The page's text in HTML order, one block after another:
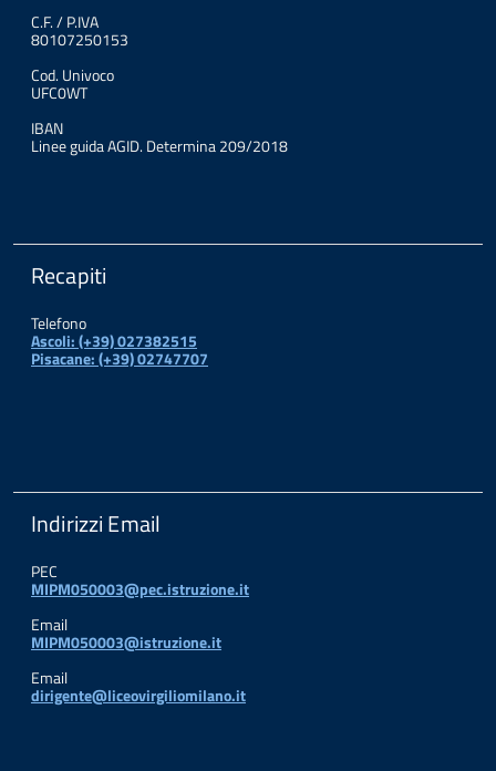
C.F. / P.IVA
80107250153
Cod. Univoco
UFC0WT
IBAN
Linee guida AGID. Determina 209/2018
Recapiti
Telefono
Ascoli: (+39) 027382515
Pisacane: (+39) 02747707
Indirizzi Email
PEC
MIPM050003@pec.istruzione.it
Email
MIPM050003@istruzione.it
Email
dirigente@liceovirgiliomilano.it